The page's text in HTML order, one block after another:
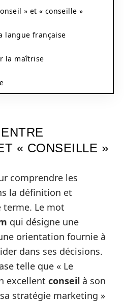
» et « conseille »
langue française
la maîtrise
« CONSEILLE »
comprendre les
la définition et
terme. Le mot
qui désigne une
orientation fournie à
dans ses décisions.
telle que « Le
excellent conseil à son
stratégie marketing »